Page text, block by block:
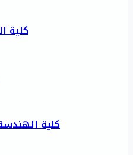
كلية
كلية